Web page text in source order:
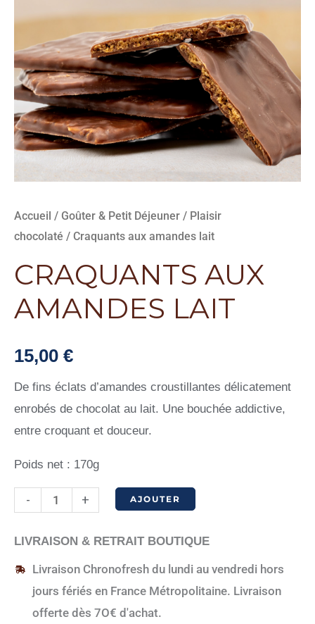
Accueil / Goûter & Petit Déjeuner / Plaisir
chocolaté / Craquants aux amandes lait
CRAQUANTS AUX
AMANDES LAIT
15,00 €
De fins éclats d’amandes croustillantes délicatement
enrobés de chocolat au lait. Une bouchée addictive,
entre croquant et douceur.
Poids net : 170g
-
quantité
Craquants
aux
amandes
+ AJOUTER
LIVRAISON & RETRAIT BOUTIQUE
Livraison Chronofresh du lundi au vendredi hors
jours fériés en France Métropolitaine. Livraison
offerte dès 7O€ d'achat.